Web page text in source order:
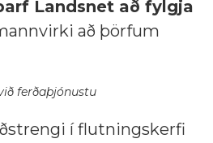
Landsnet að fylgja
að þörfum
ferðaþjónustu
í flutningskerfi